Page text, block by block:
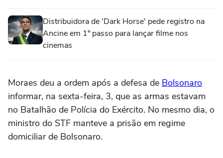
Distribuidora de 'Dark Horse' pede registro na
Ancine em 1º passo para lançar filme nos
cinemas
Moraes deu a ordem após a defesa de Bolsonaro
informar, na sexta-feira, 3, que as armas estavam
no Batalhão de Polícia do Exército. No mesmo dia, o
ministro do STF manteve a prisão em regime
domiciliar de Bolsonaro.